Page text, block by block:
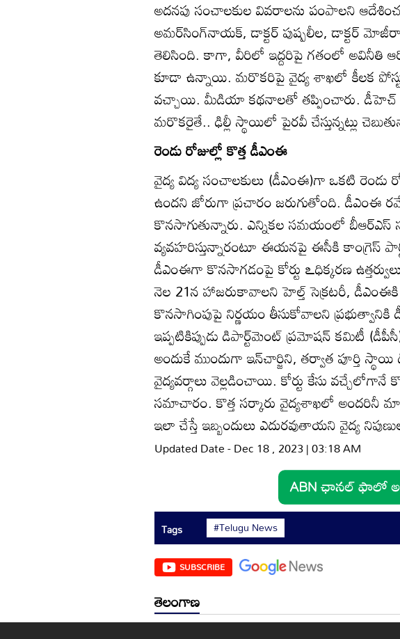
అదనపు సంచాలకుల వివరాలను పంపాలని
అమర్‌సింగ్‌నాయక్‌, డాక్టర్‌ పుష్పలీల, డాక్టర్‌
తెలిసింది. కాగా, వీరిలో ఇద్దరిపై గతంలో అవినీతి
కూడా ఉన్నాయి. మరొకరిపై వైద్య శాఖలో కీలక
వచ్చాయి. మీడియా కథనాలతో తప్పించారు. డీహెచ్‌
మరొకరైతే.. ఢిల్లీ స్థాయిలో పైరవీ చేస్తున్నట్లు
రెండు రోజుల్లో కొత్త డీఎంఈ
వైద్య విద్య సంచాలకులు (డీఎంఈ)గా ఒకటి
ఉందని జోరుగా ప్రచారం జరుగుతోంది. డీఎంఈ
కొనసాగుతున్నారు. ఎన్నికల సమయంలో బీఆర్‌ఎస్‌
వ్యవహరిస్తున్నారంటూ ఈయనపై ఈసీకి కాంగ్రెస్‌
డీఎంఈగా కొనసాగడంపై కోర్టు ఽధిక్కరణ
నెల 21న హాజరుకావాలని హెల్త్‌ సెక్రటరీ,
కొనసాగింపుపై నిర్ణయం తీసుకోవాలని
ఇప్పటికిప్పుడు డిపార్ట్‌మెంట్‌ ప్రమోషన్‌ కమిటీ
అందుకే ముందుగా ఇన్‌చార్జిని, తర్వాత పూర్తి
వైద్యవర్గాలు వెల్లడించాయి. కోర్టు కేసు వచ్చేలోగానే
సమాచారం. కొత్త సర్కారు వైద్యశాఖలో
ఇలా చేస్తే ఇబ్బందులు ఎదురవుతాయని వైద్య
Updated Date - Dec 18 , 2023 | 03:18 AM
Tags #Telugu News
SUBSCRIBE
తెలంగాణ